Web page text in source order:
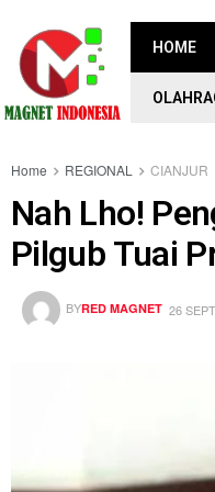
HOME
Home REGIONAL CIANJUR
Nah Lho!
Pilgub Tuai
BYRED MAGNET 26